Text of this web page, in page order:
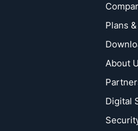
Plans
About
Digital